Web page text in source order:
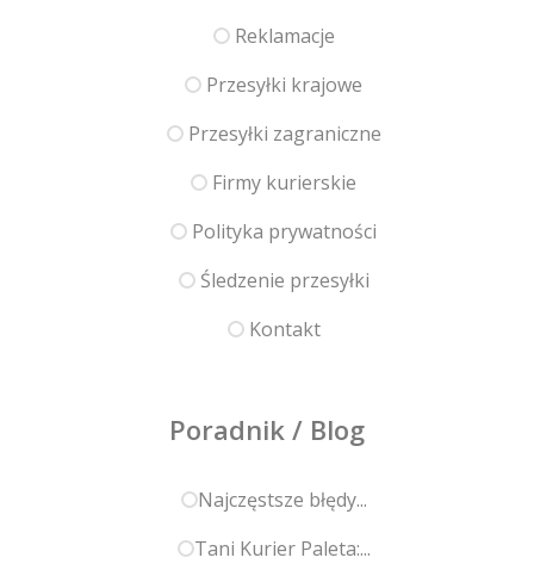
Reklamacje
Przesyłki krajowe
Przesyłki zagraniczne
Firmy kurierskie
Polityka prywatności
Śledzenie przesyłki
Kontakt
Poradnik / Blog
Najczęstsze błędy...
Tani Kurier Paleta:...